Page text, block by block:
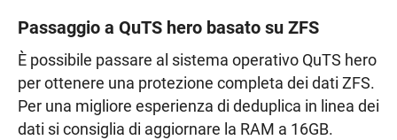
Passaggio a QuTS hero basato su ZFS
È possibile passare al sistema operativo QuTS hero
per ottenere una protezione completa dei dati ZFS.
Per una migliore esperienza di deduplica in linea dei
dati si consiglia di aggiornare la RAM a 16GB.